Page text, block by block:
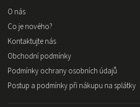
O nás
Co je nového?
Kontaktujte nás
Obchodní podmínky
Podmínky ochrany osobních údajů
Postup a podmínky při nákupu na splátky